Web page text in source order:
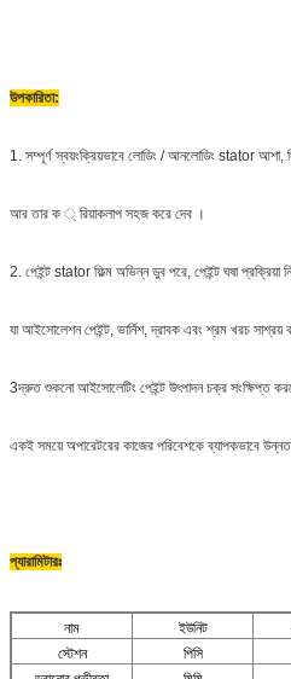
উপকারিতা:
1. সম্পূর্ণ স্বয়ংক্রিয়ভাবে লোডিং / আনলোডিং stator আশা,
আর তার ক ্ রিয়াকলাপ সহজ করে দেব ।
2. পেইন্ট stator ফিল্ম অভিন্ন ডুব পরে, পেইন্ট ঘষা প্রক্রিয়া
যা আইসোলেশন পেইন্ট, ভার্নিশ, দ্রাবক এবং শ্রম খরচ সাশ্রয়
3দ্রুত শুকনো আইসোলেটিং পেইন্ট উৎপাদন চক্র সংক্ষিপ্ত
একই সময়ে অপারেটরের কাজের পরিবেশকে ব্যাপকভাবে
প্যারামিটারঃ
নাম ইউনিট
স্টেশন
পিসি